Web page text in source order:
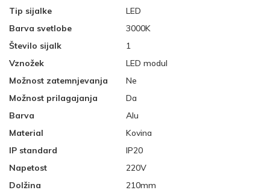
Tip sijalke
LED
Barva svetlobe
3000K
Število sijalk
1
Vznožek
LED modul
Možnost zatemnjevanja
Ne
Možnost prilagajanja
Da
Barva
Alu
Material
Kovina
IP standard
IP20
Napetost
220V
Dolžina
210mm